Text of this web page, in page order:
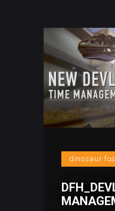
dinosaur